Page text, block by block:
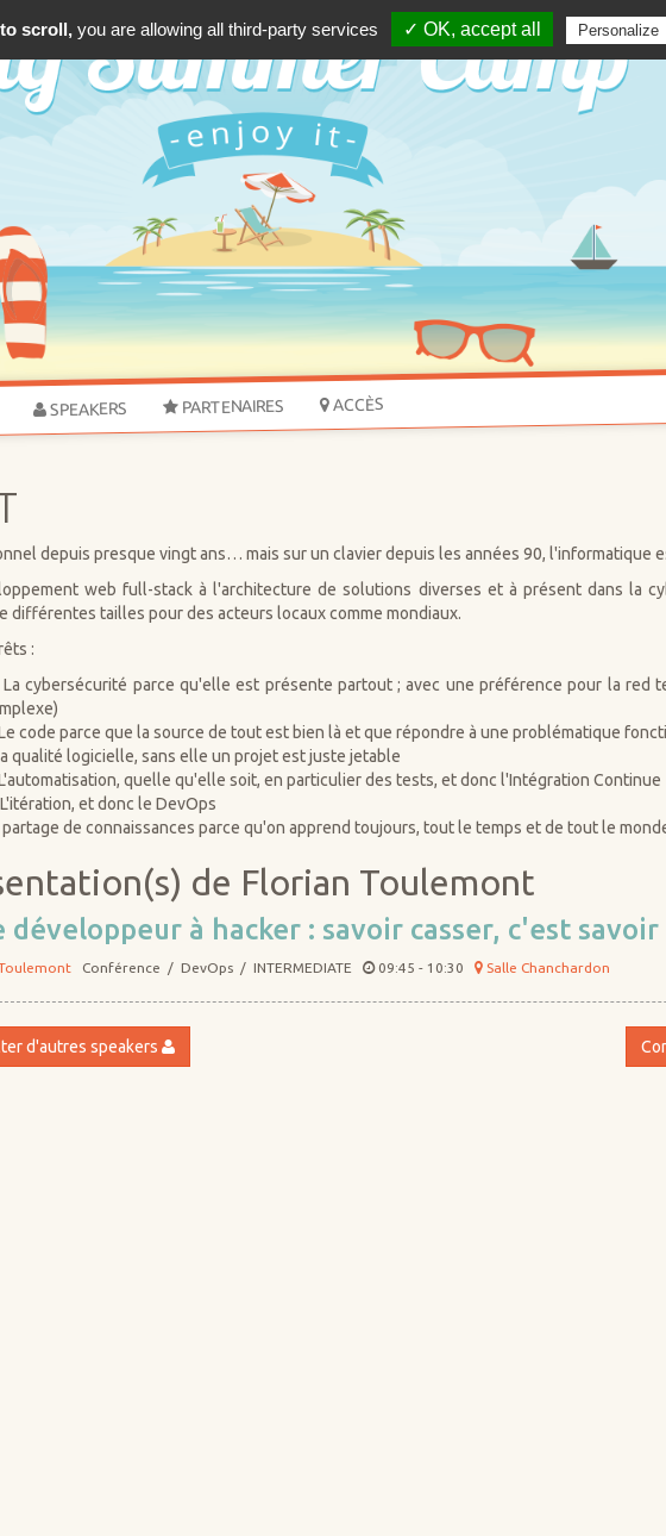
SPEAKERS PARTENAIRES ACCÈS
depuis presque vingt ans… mais sur un clavier depuis les années 90, l'informatique
web full-stack à l'architecture de solutions diverses et à présent dans la
différentes tailles pour des acteurs locaux comme mondiaux.
:
La cybersécurité parce qu'elle est présente partout ; avec une préférence pour la red
code parce que la source de tout est bien là et que répondre à une problématique
qualité logicielle, sans elle un projet est juste jetable
quelle qu'elle soit, en particulier des tests, et donc l'Intégration Continue
et donc le DevOps
partage de connaissances parce qu'on apprend toujours, tout le temps et de tout le
de Florian Toulemont
développeur à hacker : savoir casser, c'est
Conférence / DevOps / INTERMEDIATE 09:45 - 10:30 Salle Chanchardon
d'autres speakers
scroll, you are allowing all third-party services ✓ OK, accept all Personalize